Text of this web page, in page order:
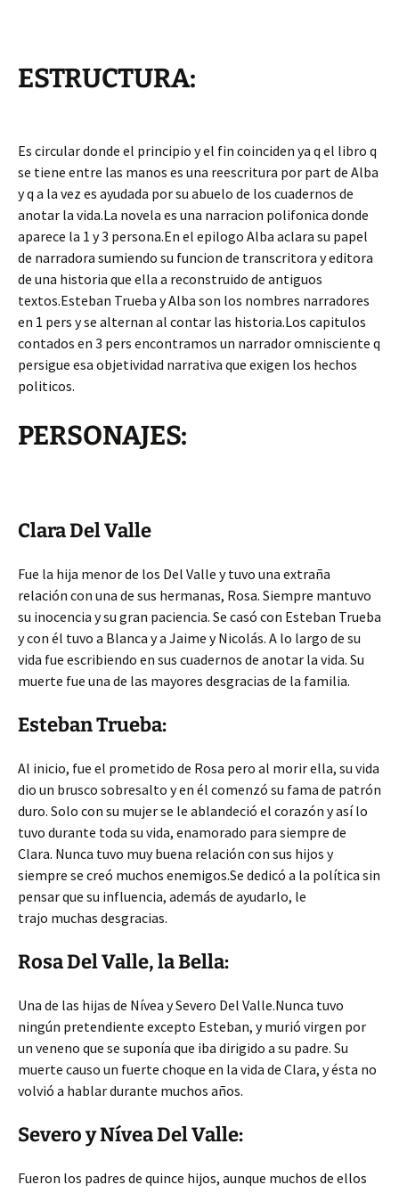
ESTRUCTURA:
Es circular donde el principio y el fin coinciden ya q el libro q
se tiene entre las manos es una reescritura por part de Alba
y q a la vez es ayudada por su abuelo de los cuadernos de
anotar la vida.La novela es una narracion polifonica donde
aparece la 1 y 3 persona.En el epilogo Alba aclara su papel
de narradora sumiendo su funcion de transcritora y editora
de una historia que ella a reconstruido de antiguos
textos.Esteban Trueba y Alba son los nombres narradores
en 1 pers y se alternan al contar las historia.Los capitulos
contados en 3 pers encontramos un narrador omnisciente q
persigue esa objetividad narrativa que exigen los hechos
politicos.
PERSONAJES:
Clara Del Valle
Fue la hija menor de los Del Valle y tuvo una extraña
relación con una de sus hermanas, Rosa. Siempre mantuvo
su inocencia y su gran paciencia. Se casó con Esteban Trueba
y con él tuvo a Blanca y a Jaime y Nicolás. A lo largo de su
vida fue escribiendo en sus cuadernos de anotar la vida. Su
muerte fue una de las mayores desgracias de la familia.
Esteban Trueba:
Al inicio, fue el prometido de Rosa pero al morir ella, su vida
dio un brusco sobresalto y en él comenzó su fama de patrón
duro. Solo con su mujer se le ablandeció el corazón y así lo
tuvo durante toda su vida, enamorado para siempre de
Clara. Nunca tuvo muy buena relación con sus hijos y
siempre se creó muchos enemigos.Se dedicó a la política sin
pensar que su influencia, además de ayudarlo, le
trajo muchas desgracias.
Rosa Del Valle, la Bella:
Una de las hijas de Nívea y Severo Del Valle.Nunca tuvo
ningún pretendiente excepto Esteban, y murió virgen por
un veneno que se suponía que iba dirigido a su padre. Su
muerte causo un fuerte choque en la vida de Clara, y ésta no
volvió a hablar durante muchos años.
Severo y Nívea Del Valle:
Fueron los padres de quince hijos, aunque muchos de ellos